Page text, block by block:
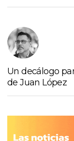
Un decálogo
de Juan López